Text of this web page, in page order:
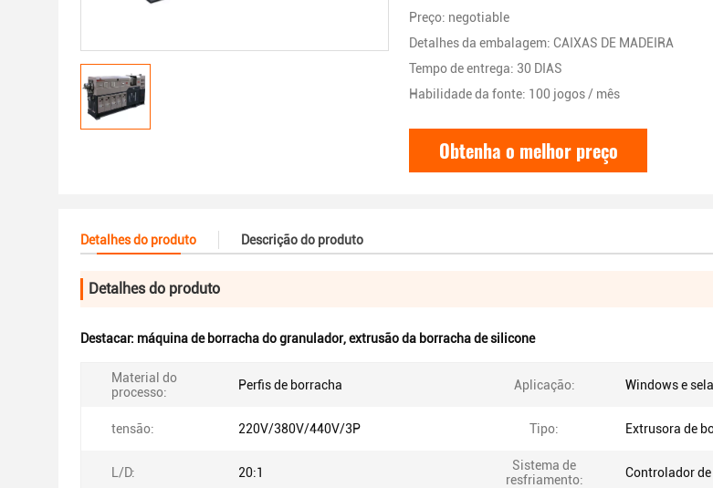
Preço: negotiable
Detalhes da embalagem: CAIXAS DE MADEIRA
Tempo de entrega: 30 DIAS
Habilidade da fonte: 100 jogos / mês
Obtenha o melhor preço
Detalhes do produto Descrição do produto
Detalhes do produto
Destacar: máquina de borracha do granulador,extrusão da borracha de silicone
Material do
processo:
Perfis de borracha Aplicação: Windows e
tensão: 220V/380V/440V/3P Tipo: Extrusora de
L/D: 20:1
Sistema de
resfriamento:
Controlador